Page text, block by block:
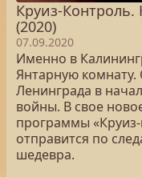
Круиз-
(2020)
07.09.2020
Именно в
Янтарную
Ленинграда в
войны. В свое
программы
отправится по
шедевра.